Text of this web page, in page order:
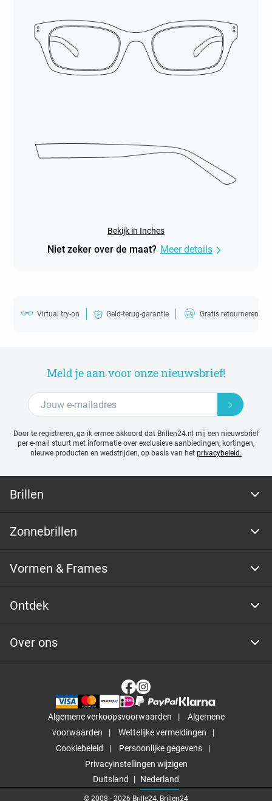
Bekijk in Inches
Niet zeker over de maat? Meer details
Virtual try-on Geld-terug-garantie Gratis retourneren
Meld je aan voor onze nieuwsbrief!
Door te registreren, ga ik ermee akkoord dat Brillen24.nl mij een nieuwsbrief
per e-mail stuurt met informatie over exclusieve aanbiedingen, kortingen,
nieuwe producten en wedstrijden, op basis van het privacybeleid.
Brillen
Zonnebrillen
Vormen & Frames
Ontdek
Over ons
Algemene verkoopsvoorwaarden
Algemene
voorwaarden
Wettelijke vermeldingen
Cookiebeleid
Persoonlijke gegevens
Privacyinstellingen wijzigen
Duitsland
Nederland
© 2008 - 2026 Brille24, Brillen24